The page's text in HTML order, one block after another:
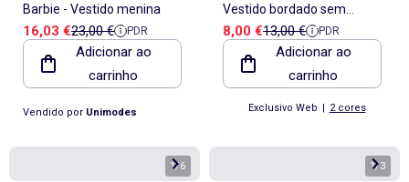
Barbie - Vestido menina
Preço de venda
16,03 €Preço de referência
23,00 € PDR
Adicionar ao
carrinho
Vendido por Unimodes
Vestido bordado sem
mangas de algodão
Preço de venda
8,00 €Preço de referência
13,00 € PDR
Adicionar ao
carrinho
Exclusivo Web | 2 cores
1/6 1/3